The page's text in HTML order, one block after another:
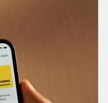
Guarulhos